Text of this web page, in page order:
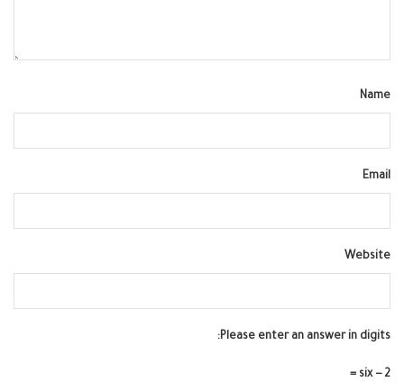
Name
Email
Website
Please enter an answer in digits:
six − 2 =